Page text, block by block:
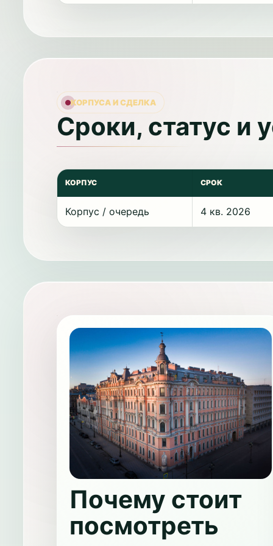
КОРПУСА И СДЕЛКА
Сроки, статус и
КОРПУС СРОК
Корпус / очередь 4 кв. 2026
Почему стоит
посмотреть